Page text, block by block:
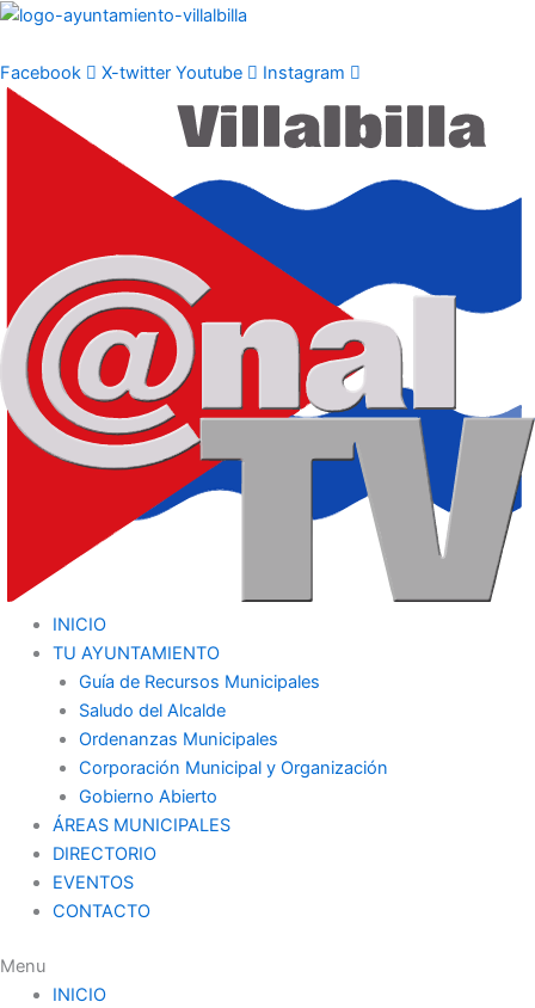
Ir
contenido
Facebook X-twitter Youtube Instagram
INICIO
TU AYUNTAMIENTO
Guía de Recursos Municipales
Saludo del Alcalde
Ordenanzas Municipales
Corporación Municipal y Organización
Gobierno Abierto
ÁREAS MUNICIPALES
DIRECTORIO
EVENTOS
CONTACTO
Menu
INICIO